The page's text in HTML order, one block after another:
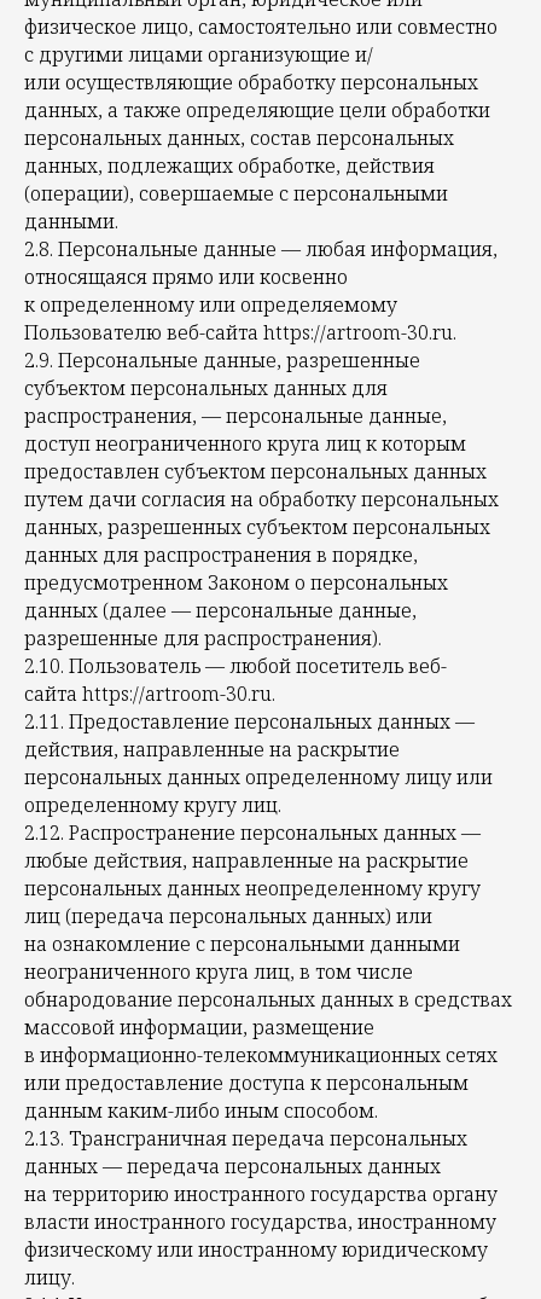
физическое лицо, самостоятельно или совместно
с другими лицами организующие и/
или осуществляющие обработку персональных
данных, а также определяющие цели обработки
персональных данных, состав персональных
данных, подлежащих обработке, действия
(операции), совершаемые с персональными
данными.
2.8. Персональные данные — любая информация,
относящаяся прямо или косвенно
к определенному или определяемому
Пользователю веб-сайта https://artroom-30.ru.
2.9. Персональные данные, разрешенные
субъектом персональных данных для
распространения, — персональные данные,
доступ неограниченного круга лиц к которым
предоставлен субъектом персональных данных
путем дачи согласия на обработку персональных
данных, разрешенных субъектом персональных
данных для распространения в порядке,
предусмотренном Законом о персональных
данных (далее — персональные данные,
разрешенные для распространения).
2.10. Пользователь — любой посетитель веб-
сайта https://artroom-30.ru.
2.11. Предоставление персональных данных —
действия, направленные на раскрытие
персональных данных определенному лицу или
определенному кругу лиц.
2.12. Распространение персональных данных —
любые действия, направленные на раскрытие
персональных данных неопределенному кругу
лиц (передача персональных данных) или
на ознакомление с персональными данными
неограниченного круга лиц, в том числе
обнародование персональных данных в средствах
массовой информации, размещение
в информационно-телекоммуникационных сетях
или предоставление доступа к персональным
данным каким-либо иным способом.
2.13. Трансграничная передача персональных
данных — передача персональных данных
на территорию иностранного государства органу
власти иностранного государства, иностранному
физическому или иностранному юридическому
лицу.